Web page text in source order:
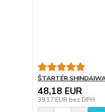
ŠTARTÉR
48,18 EUR
39,17 EUR bez DPH